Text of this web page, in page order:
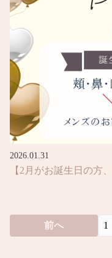
2026.01.31
【2月がお誕生日の方
前へ